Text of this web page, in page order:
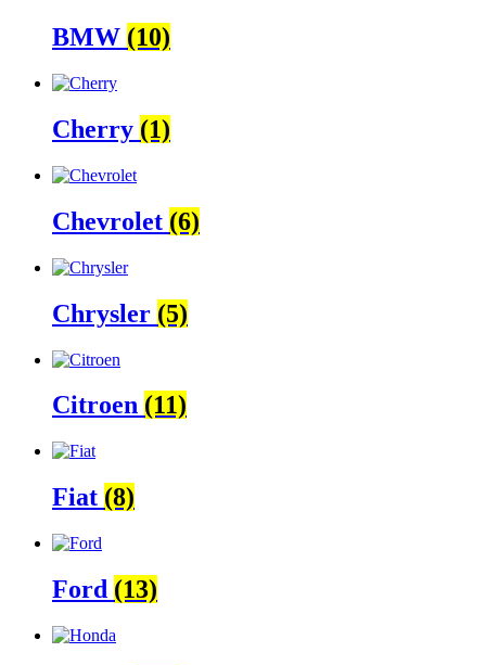
BMW (10)
Cherry (1)
Chevrolet (6)
Chrysler (5)
Citroen (11)
Fiat (8)
Ford (13)